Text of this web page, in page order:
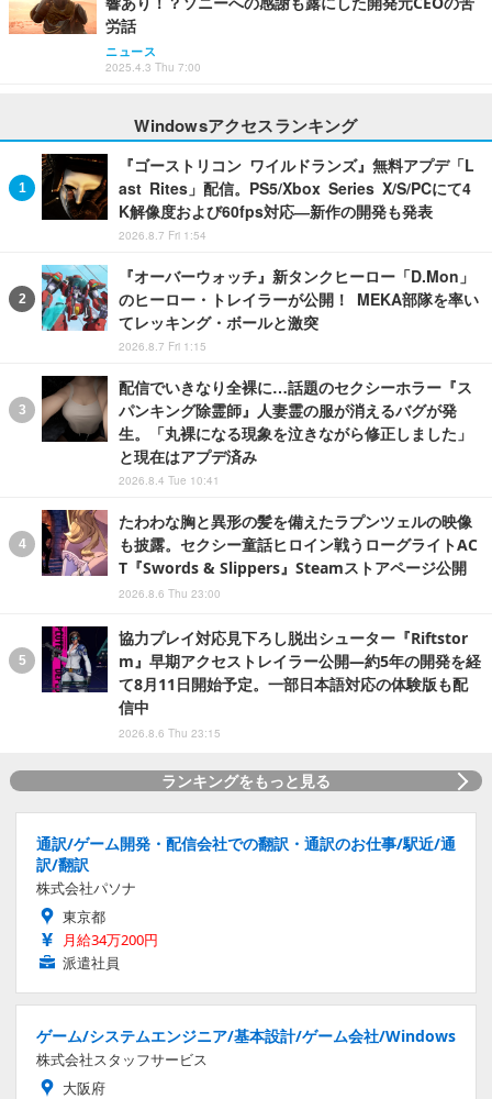
労話
ニュース
2025.4.3 Thu 7:00
Windowsアクセスランキング
『ゴーストリコン ワイルドランズ』無料アプデ「L
ast Rites」配信。PS5/Xbox Series X/S/PCにて4
K解像度および60fps対応―新作の開発も発表
2026.8.7 Fri 1:54
『オーバーウォッチ』新タンクヒーロー「D.Mon」
のヒーロー・トレイラーが公開！ MEKA部隊を率い
てレッキング・ボールと激突
2026.8.7 Fri 1:15
配信でいきなり全裸に…話題のセクシーホラー『ス
パンキング除霊師』人妻霊の服が消えるバグが発
生。「丸裸になる現象を泣きながら修正しました」
と現在はアプデ済み
2026.8.4 Tue 10:41
たわわな胸と異形の髪を備えたラプンツェルの映像
も披露。セクシー童話ヒロイン戦うローグライトAC
T『Swords & Slippers』Steamストアページ公開
2026.8.6 Thu 23:00
協力プレイ対応見下ろし脱出シューター『Riftstor
m』早期アクセストレイラー公開―約5年の開発を経
て8月11日開始予定。一部日本語対応の体験版も配
信中
2026.8.6 Thu 23:15
ランキングをもっと見る
通訳/ゲーム開発・配信会社での翻訳・通訳のお仕事/駅近/通
訳/翻訳
株式会社パソナ
東京都
月給34万200円
派遣社員
ゲーム/システムエンジニア/基本設計/ゲーム会社/Windows
株式会社スタッフサービス
大阪府